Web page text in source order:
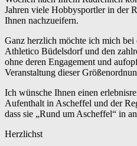
Jahren viele Hobbysportler in der
Ihnen nachzueifern.
Ganz herzlich möchte ich mich bei
Athletico Büdelsdorf und den
ohne deren Engagement und
Veranstaltung dieser
Ich wünsche Ihnen einen
Aufenthalt in Ascheffel und der
dass sie „Rund um Ascheffel“ in
Herzlichst